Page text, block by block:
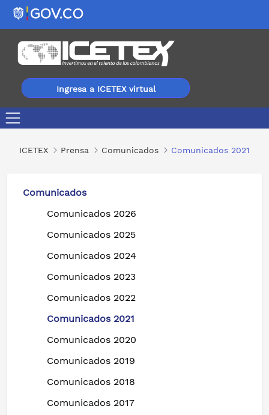
Ingresa a ICETEX virtual
ICETEX Prensa Comunicados Comunicados 2021
Comunicados
Comunicados 2026
Comunicados 2025
Comunicados 2024
Comunicados 2023
Comunicados 2022
Comunicados 2021
Comunicados 2020
Comunicados 2019
Comunicados 2018
Comunicados 2017